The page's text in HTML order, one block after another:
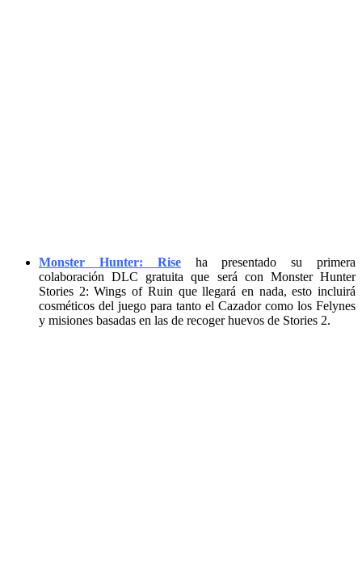
Monster Hunter: Riseha presentado su primera
colaboración DLC gratuita que será con Monster Hunter
Stories 2: Wings of Ruin que llegará en nada, esto incluirá
cosméticos del juego para tanto el Cazador como los Felynes
y misiones basadas en las de recoger huevos de Stories 2.